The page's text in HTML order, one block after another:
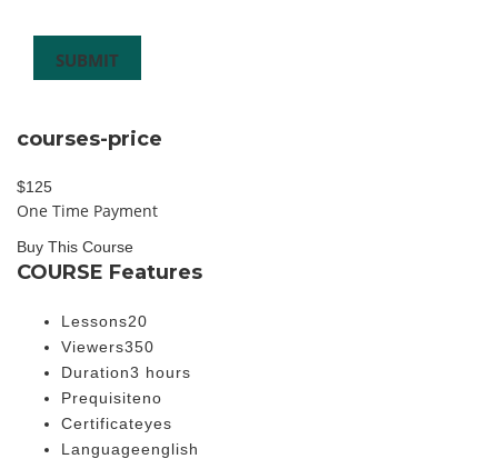
courses-price
$125
One Time Payment
Buy This Course
COURSE Features
Lessons20
Viewers350
Duration3 hours
Prequisiteno
Certificateyes
Languageenglish